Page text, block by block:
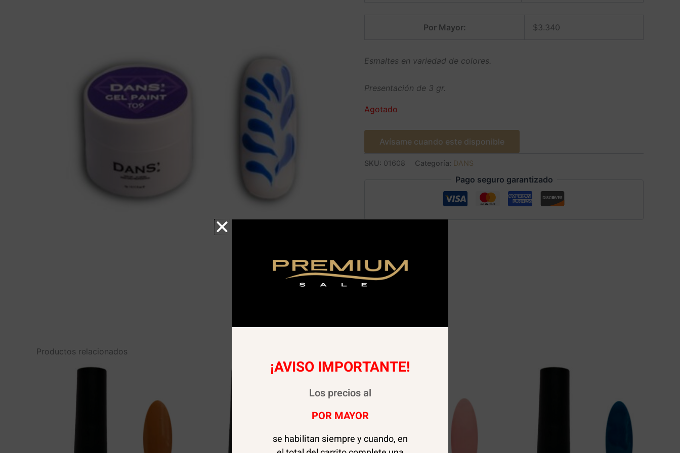
Por Mayor: $3.340
Esmaltes en variedad de colores.
Presentación de 3 gr.
Agotado
Avísame cuando este disponible
SKU: 01608 Categoría: DANS
Pago seguro garantizado
Productos relacionados
¡AVISO IMPORTANTE!
Los precios al
POR MAYOR
se habilitan siempre y cuando, en